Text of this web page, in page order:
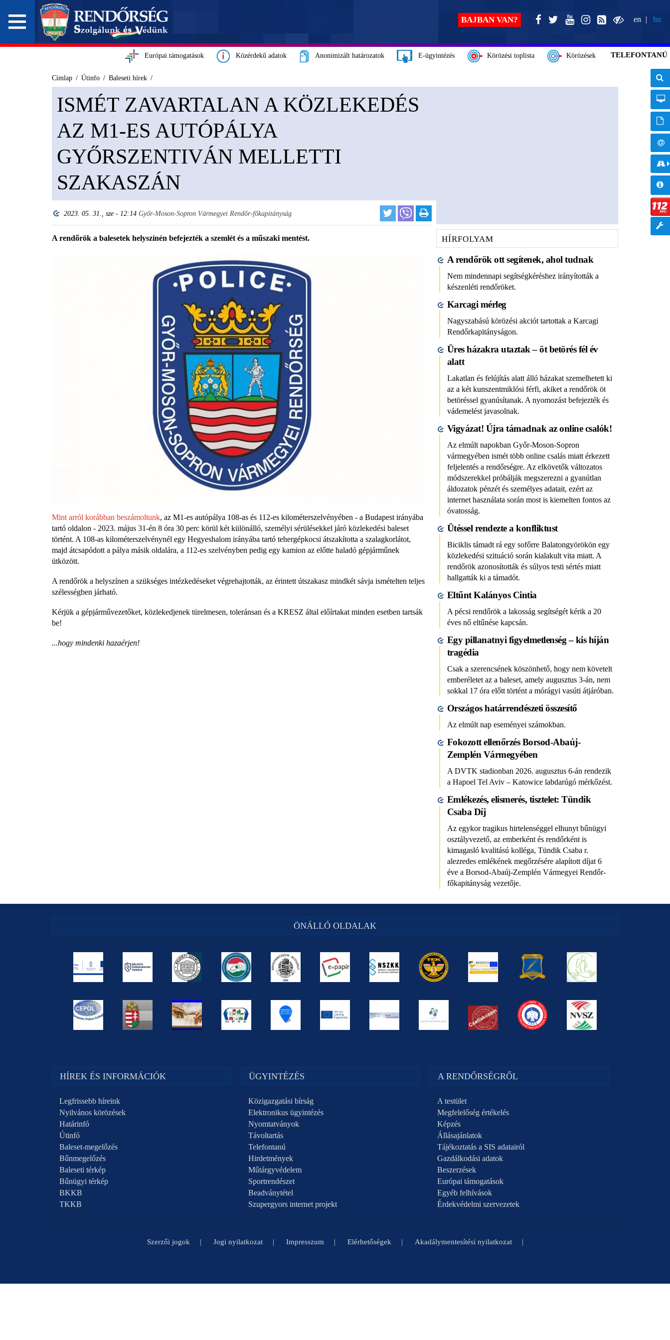
en hu
BAJBAN VAN?
Európai támogatások Közérdekű adatok Anonimizált határozatok E-ügyintézés Körözési toplista Körözések TELEFONTANÚ
Címlap Útinfo Baleseti hírek
ISMÉT ZAVARTALAN A KÖZLEKEDÉS
AZ M1-ES AUTÓPÁLYA
GYŐRSZENTIVÁN MELLETTI
SZAKASZÁN
2023. 05. 31., sze - 12:14 Győr-Moson-Sopron Vármegyei Rendőr-főkapitányság
A rendőrök a balesetek helyszínén befejezték a szemlét és a műszaki mentést.
Mint arról korábban beszámoltunk, az M1-es autópálya 108-as és 112-es kilométerszelvényében - a Budapest irányába
tartó oldalon - 2023. május 31-én 8 óra 30 perc körül két különálló, személyi sérülésekkel járó közlekedési baleset
történt. A 108-as kilométerszelvénynél egy Hegyeshalom irányába tartó tehergépkocsi átszakította a szalagkorlátot,
majd átcsapódott a pálya másik oldalára, a 112-es szelvényben pedig egy kamion az előtte haladó gépjárműnek
ütközött.
A rendőrök a helyszínen a szükséges intézkedéseket végrehajtották, az érintett útszakasz mindkét sávja ismételten teljes
szélességben járható.
Kérjük a gépjárművezetőket, közlekedjenek türelmesen, toleránsan és a KRESZ által előírtakat minden esetben tartsák
be!
...hogy mindenki hazaérjen!
HÍRFOLYAM
A rendőrök ott segítenek, ahol tudnak
Nem mindennapi segítségkéréshez irányították a
készenléti rendőröket.
Karcagi mérleg
Nagyszabású körözési akciót tartottak a Karcagi
Rendőrkapitányságon.
Üres házakra utaztak – öt betörés fél év
alatt
Lakatlan és felújítás alatt álló házakat szemelhetett ki
az a két kunszentmiklósi férfi, akiket a rendőrök öt
betöréssel gyanúsítanak. A nyomozást befejezték és
vádemelést javasolnak.
Vigyázat! Újra támadnak az online csalók!
Az elmúlt napokban Győr-Moson-Sopron
vármegyében ismét több online csalás miatt érkezett
feljelentés a rendőrségre. Az elkövetők változatos
módszerekkel próbálják megszerezni a gyanútlan
áldozatok pénzét és személyes adatait, ezért az
internet használata során most is kiemelten fontos az
óvatosság.
Ütéssel rendezte a konfliktust
Biciklis támadt rá egy sofőrre Balatongyörökön egy
közlekedési szituáció során kialakult vita miatt. A
rendőrök azonosították és súlyos testi sértés miatt
hallgatták ki a támadót.
Eltűnt Kalányos Cintia
A pécsi rendőrök a lakosság segítségét kérik a 20
éves nő eltűnése kapcsán.
Egy pillanatnyi figyelmetlenség – kis híján
tragédia
Csak a szerencsének köszönhető, hogy nem követelt
emberéletet az a baleset, amely augusztus 3-án, nem
sokkal 17 óra előtt történt a mórágyi vasúti átjáróban.
Országos határrendészeti összesítő
Az elmúlt nap eseményei számokban.
Fokozott ellenőrzés Borsod-Abaúj-
Zemplén Vármegyében
A DVTK stadionban 2026. augusztus 6-án rendezik
a Hapoel Tel Aviv – Katowice labdarúgó mérkőzést.
Emlékezés, elismerés, tisztelet: Tündik
Csaba Díj
Az egykor tragikus hirtelenséggel elhunyt bűnügyi
osztályvezető, az emberként és rendőrként is
kimagasló kvalitású kolléga, Tündik Csaba r.
alezredes emlékének megőrzésére alapított díjat 6
éve a Borsod-Abaúj-Zemplén Vármegyei Rendőr-
főkapitányság vezetője.
ÖNÁLLÓ OLDALAK
HÍREK ÉS INFORMÁCIÓK
Legfrissebb híreink
Nyilvános körözések
Határinfó
Útinfó
Baleset-megelőzés
Bűnmegelőzés
Baleseti térkép
Bűnügyi térkép
BKKB
TKKB
ÜGYINTÉZÉS
Közigazgatási bírság
Elektronikus ügyintézés
Nyomtatványok
Távoltartás
Telefontanú
Hirdetmények
Műtárgyvédelem
Sportrendészet
Beadványtétel
Szupergyors internet projekt
A RENDŐRSÉGRŐL
A testület
Megfelelőség értékelés
Képzés
Állásajánlatok
Tájékoztatás a SIS adatairól
Gazdálkodási adatok
Beszerzések
Európai támogatások
Egyéb felhívások
Érdekvédelmi szervezetek
Szerzői jogok Jogi nyilatkozat Impresszum Elérhetőségek Akadálymentesítési nyilatkozat